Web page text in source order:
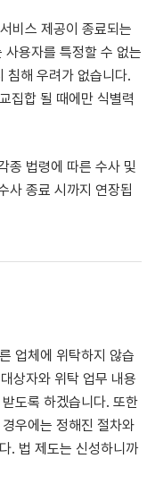
비스 제공이 종료되는
사용자를 특정할 수 없는
침해 우려가 없습니다.
집합 될 때에만 식별력
종 법령에 따른 수사 및
사 종료 시까지 연장됩
업체에 위탁하지 않습
상자와 위탁 업무 내용
도록 하겠습니다. 또한
우에는 정해진 절차와
. 법 제도는 신성하니까